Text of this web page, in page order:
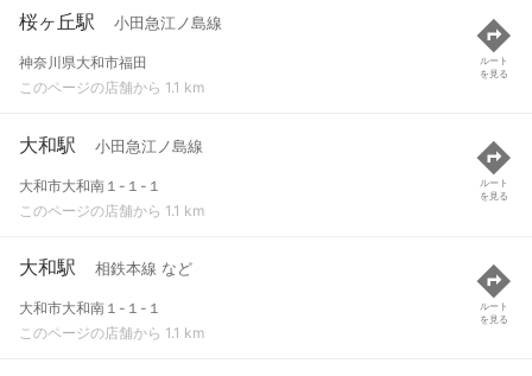
桜ヶ丘駅 小田急江ノ島線
神奈川県大和市福田
このページの店舗から 1.1 km
ルート
を見る
大和駅 小田急江ノ島線
大和市大和南１-１-１
このページの店舗から 1.1 km
ルート
を見る
大和駅 相鉄本線 など
大和市大和南１-１-１
このページの店舗から 1.1 km
ルート
を見る